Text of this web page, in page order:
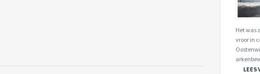
Het was
vroor in
LEES